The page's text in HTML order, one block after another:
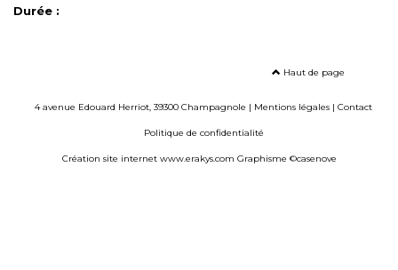
Durée :
Haut de page
4 avenue Edouard Herriot, 39300 Champagnole | Mentions légales | Contact
Politique de confidentialité
Création site internet www.erakys.com Graphisme ©casenove